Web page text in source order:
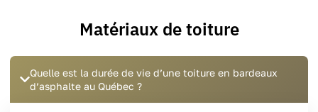
Matériaux de toiture
Quelle est la durée de vie d’une toiture en bardeaux
d’asphalte au Québec ?